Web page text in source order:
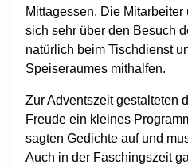
Mittagessen. Die
sich sehr über den Besuch
natürlich beim Tischdienst
Speiseraumes mithalfen.
Zur Adventszeit gestalteten
Freude ein kleines
sagten Gedichte auf und
Auch in der Faschingszeit